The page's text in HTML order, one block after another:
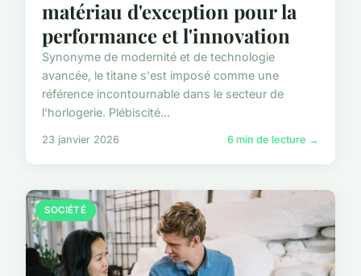
matériau d'exception pour la
performance et l'innovation
Synonyme de modernité et de technologie
avancée, le titane s'est imposé comme une
référence incontournable dans le secteur de
l'horlogerie. Plébiscité...
23 janvier 2026 6 min de lecture →
SOCIÉTÉ